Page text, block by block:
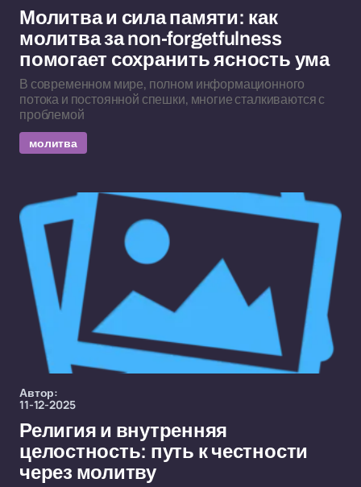
Молитва и сила памяти: как
молитва за non-forgetfulness
помогает сохранить ясность ума
В современном мире, полном информационного
потока и постоянной спешки, многие сталкиваются с
проблемой
молитва
Автор:
11-12-2025
Религия и внутренняя
целостность: путь к честности
через молитву